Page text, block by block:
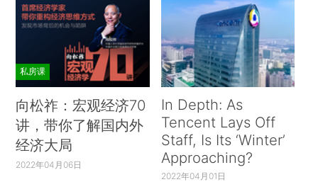
私房课
向松祚：宏观经济70
讲，带你了解国内外
经济大局
2022年04月06日
In Depth: As
Tencent Lays Off
Staff, Is Its ‘Winter’
Approaching?
2022年04月01日